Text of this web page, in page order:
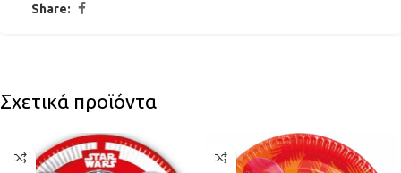
Share:
Σχετικά προϊόντα